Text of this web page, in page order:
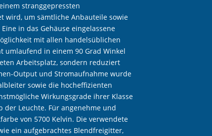
stranggepressten
wird, um sämtliche Anbauteile sowie
in das Gehäuse eingelassene
mit allen handelsüblichen
umlaufend in einem 90 Grad Winkel
Arbeitsplatz, sondern reduziert
Output und Stromaufnahme wurde
sowie die hocheffizienten
Wirkungsgrade ihrer Klasse
Leuchte. Für angenehme und
von 5700 Kelvin. Die verwendete
ein aufgebrachtes Blendfreigitter,